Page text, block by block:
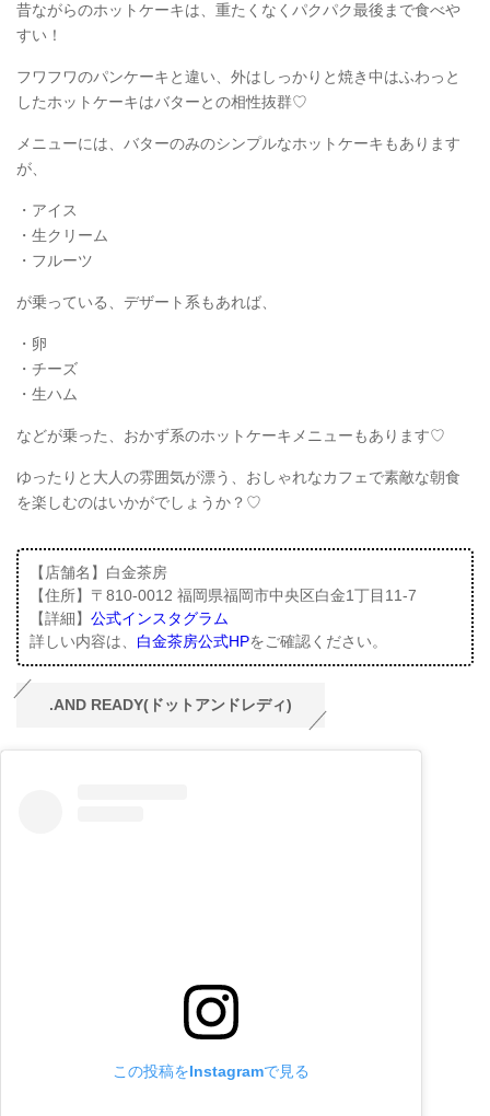
昔ながらのホットケーキは、重たくなくパクパク最後まで食べや
すい！
フワフワのパンケーキと違い、外はしっかりと焼き中はふわっと
したホットケーキはバターとの相性抜群♡
メニューには、バターのみのシンプルなホットケーキもあります
が、
・アイス
・生クリーム
・フルーツ
が乗っている、デザート系もあれば、
・卵
・チーズ
・生ハム
などが乗った、おかず系のホットケーキメニューもあります♡
ゆったりと大人の雰囲気が漂う、おしゃれなカフェで素敵な朝食
を楽しむのはいかがでしょうか？♡
【店舗名】白金茶房
【住所】〒810-0012 福岡県福岡市中央区白金1丁目11-7
【詳細】 公式インスタグラム
詳しい内容は、 白金茶房公式HPをご確認ください。
.AND READY(ドットアンドレディ)
この投稿をInstagramで見る